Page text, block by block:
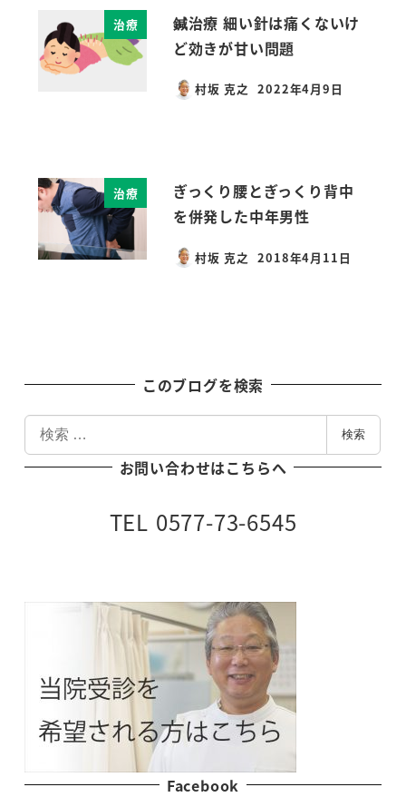
治療
鍼治療 細い針は痛くないけ
ど効きが甘い問題
村坂 克之
投稿日
2022年4月9日
治療
ぎっくり腰とぎっくり背中
を併発した中年男性
村坂 克之
投稿日
2018年4月11日
このブログを検索
検
索
検索
お問い合わせはこちらへ
TEL 0577-73-6545
Facebook